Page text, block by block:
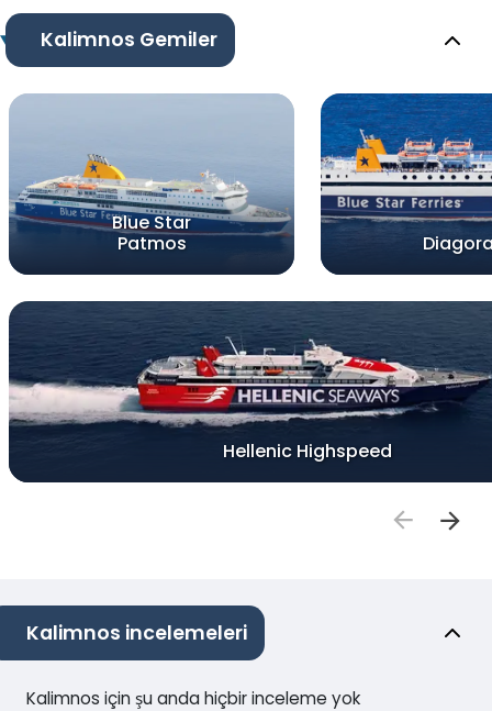
Kalimnos Gemiler
Blue Star
Patmos
Hellenic Highspeed
Kalimnos incelemeleri
Kalimnos için şu anda hiçbir inceleme yok